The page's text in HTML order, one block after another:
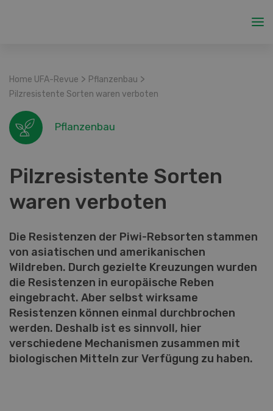
Home UFA-Revue > Pflanzenbau >
Pilzresistente Sorten waren verboten
Pflanzenbau
Pilzresistente Sorten
waren verboten
Die Resistenzen der Piwi-Rebsorten stammen
von asiatischen und amerikanischen
Wildreben. Durch gezielte Kreuzungen wurden
die Resistenzen in europäische Reben
eingebracht. Aber selbst wirksame
Resistenzen können einmal durchbrochen
werden. Deshalb ist es sinnvoll, hier
verschiedene Mechanismen zusammen mit
biologischen Mitteln zur Verfügung zu haben.